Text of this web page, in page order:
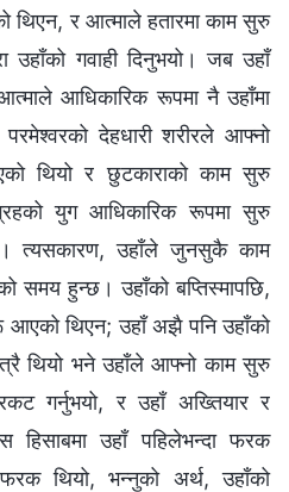
र आत्माले हतारमा काम सुरु
उहाँको गवाही दिनुभयो। जब उहाँ
आधिकारिक रूपमा नै उहाँमा
देहधारी शरीरले आफ्‍नो
थियो र छुटकाराको काम सुरु
युग आधिकारिक रूपमा सुरु
त्यसकारण, उहाँले जुनसुकै काम
समय हुन्छ। उहाँको बप्तिस्मापछि,
आएको थिएन; उहाँ अझै पनि उहाँको
थियो भने उहाँले आफ्‍नो काम सुरु
गर्नुभयो, र उहाँ अख्‍तियार र
हिसाबमा उहाँ पहिलेभन्दा फरक
थियो, भन्‍नुको अर्थ, उहाँको